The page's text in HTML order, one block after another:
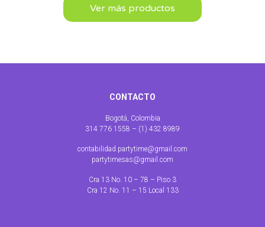
Ver más productos
CONTACTO
Bogotá, Colombia
314 776 1558 – (1) 432 8989
contabilidad.partytime@gmail.com
partytimesas@gmail.com
Cra 13 No. 10 – 78 – Piso 3
Cra 12 No. 11 – 15 Local 133